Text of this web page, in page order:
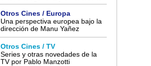
Otros Cines / Europa
Una perspectiva europea bajo la
dirección de Manu Yañez
Otros Cines / TV
Series y otras novedades de la
TV por Pablo Manzotti